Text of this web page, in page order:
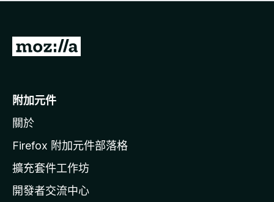
有
前
o
i
l
a
官
附加元件
關於
Firefox 附加元件部落格
擴充套件工作坊
開發者交流中心